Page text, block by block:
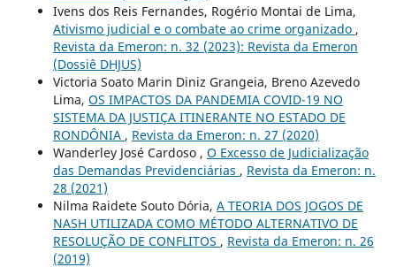
Ivens dos Reis Fernandes, Rogério Montai de Lima,
Ativismo judicial e o combate ao crime organizado ,
Revista da Emeron: n. 32 (2023): Revista da Emeron
(Dossiê DHJUS)
Victoria Soato Marin Diniz Grangeia, Breno Azevedo
Lima, OS IMPACTOS DA PANDEMIA COVID-19 NO
SISTEMA DA JUSTIÇA ITINERANTE NO ESTADO DE
RONDÔNIA , Revista da Emeron: n. 27 (2020)
Wanderley José Cardoso , O Excesso de Judicialização
das Demandas Previdenciárias , Revista da Emeron: n.
28 (2021)
Nilma Raidete Souto Dória, A TEORIA DOS JOGOS DE
NASH UTILIZADA COMO MÉTODO ALTERNATIVO DE
RESOLUÇÃO DE CONFLITOS , Revista da Emeron: n. 26
(2019)